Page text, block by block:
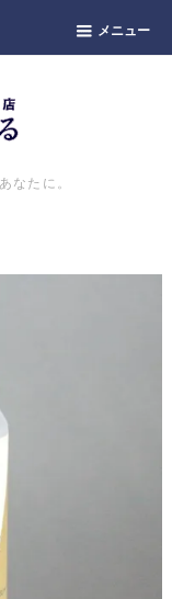
メニュー
なたに。